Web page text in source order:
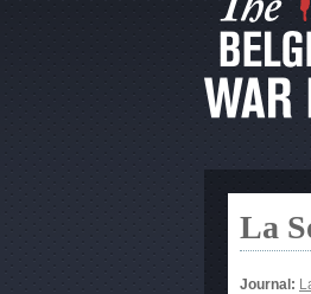
La
Journal: